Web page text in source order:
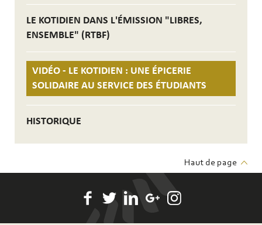
LE KOTIDIEN DANS L'ÉMISSION "LIBRES,
ENSEMBLE" (RTBF)
VIDÉO - LE KOTIDIEN : UNE ÉPICERIE
SOLIDAIRE AU SERVICE DES ÉTUDIANTS
HISTORIQUE
Haut de page